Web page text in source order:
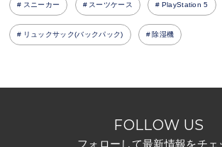
スニーカー スーツケース PlayStation 5
リュックサック(バックパック) 除湿機
FOLLOW US
フォローして最新情報をチェ